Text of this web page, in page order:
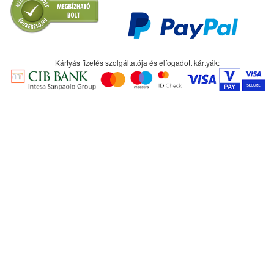
Kártyás fizetés szolgáltatója és elfogadott kártyák: